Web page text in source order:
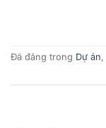
Đã đăng trong Dự án,